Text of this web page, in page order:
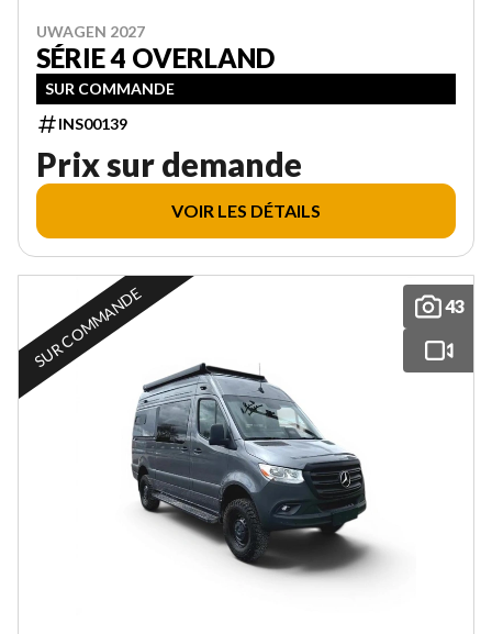
UWAGEN 2027
SÉRIE 4 OVERLAND
SUR COMMANDE
INS00139
Prix sur demande
VOIR LES DÉTAILS
43
SUR COMMANDE